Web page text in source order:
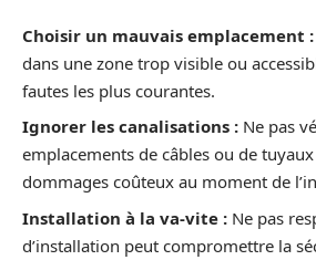
Choisir un mauvais emplacement :
dans une zone trop visible ou
fautes les plus courantes.
Ignorer les canalisations : Ne pas
emplacements de câbles ou de
dommages coûteux au moment de
Installation à la va-vite : Ne pas
d’installation peut compromettre la